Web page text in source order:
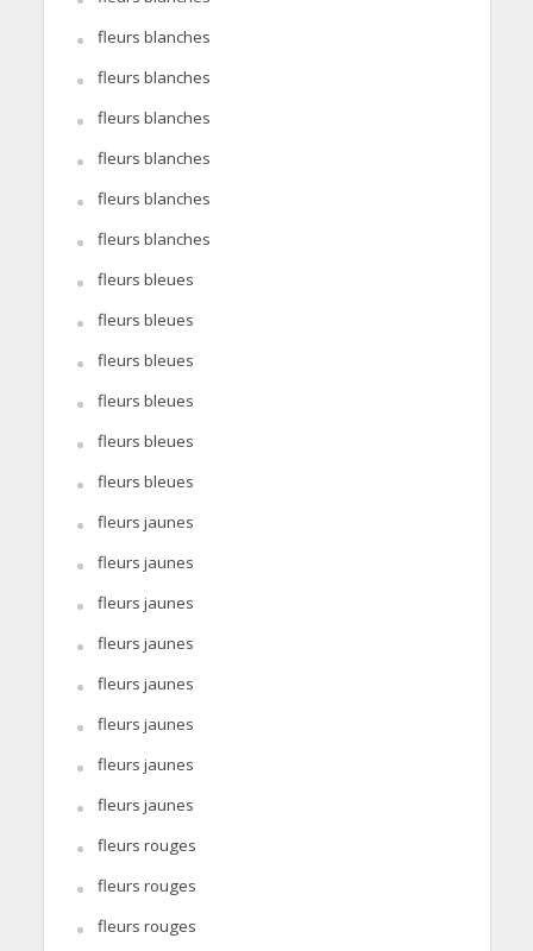
fleurs blanches
fleurs blanches
fleurs blanches
fleurs blanches
fleurs blanches
fleurs blanches
fleurs bleues
fleurs bleues
fleurs bleues
fleurs bleues
fleurs bleues
fleurs bleues
fleurs jaunes
fleurs jaunes
fleurs jaunes
fleurs jaunes
fleurs jaunes
fleurs jaunes
fleurs jaunes
fleurs jaunes
fleurs rouges
fleurs rouges
fleurs rouges